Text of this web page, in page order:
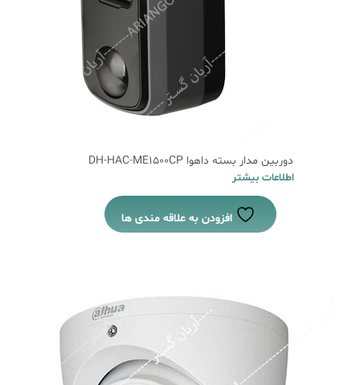
دوربین مدار بسته داهوا DH-HAC-ME1500CP
اطلاعات بیشتر
افزودن به علاقه مندی ها